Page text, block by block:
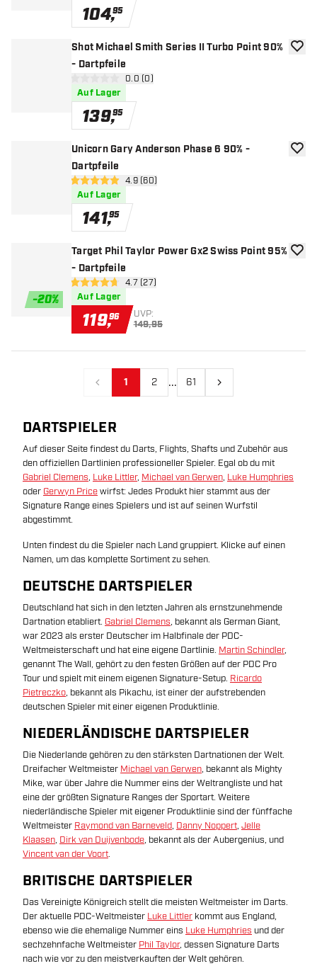
104,95
Shot Michael Smith Series II Turbo Point 90%
- Dartpfeile
Bewertungsbereich öffnen
0 Bewertungssterne
0.0 (0)
Auf Lager
139,95
Zur
Unicorn Gary Anderson Phase 6 90% -
Dartpfeile
Bewertungsbereich öffnen
4.9 Bewertungssterne
4.9 (60)
Auf Lager
141,95
Zur
-20%
Target Phil Taylor Power Gx2 Swiss Point 95%
- Dartpfeile
Bewertungsbereich öffnen
4.7 Bewertungssterne
4.7 (27)
Auf Lager
119,96 UVP:
149,95
Zur
Vorherige
1 2 ... 61 Nächste
DARTSPIELER
Auf dieser Seite findest du Darts, Flights, Shafts und Zubehör aus
den offiziellen Dartlinien professioneller Spieler. Egal ob du mit
Gabriel Clemens, Luke Littler, Michael van Gerwen, Luke Humphries
oder Gerwyn Pricewirfst: Jedes Produkt hier stammt aus der
Signature Range eines Spielers und ist auf seinen Wurfstil
abgestimmt.
Unten findest du die Spieler nach Land gruppiert. Klicke auf einen
Namen, um das komplette Sortiment zu sehen.
DEUTSCHE DARTSPIELER
Deutschland hat sich in den letzten Jahren als ernstzunehmende
Dartnation etabliert. Gabriel Clemens, bekannt als German Giant,
war 2023 als erster Deutscher im Halbfinale der PDC-
Weltmeisterschaft und hat eine eigene Dartlinie. Martin Schindler,
genannt The Wall, gehört zu den festen Größen auf der PDC Pro
Tour und spielt mit einem eigenen Signature-Setup. Ricardo
Pietreczko, bekannt als Pikachu, ist einer der aufstrebenden
deutschen Spieler mit einer eigenen Produktlinie.
NIEDERLÄNDISCHE DARTSPIELER
Die Niederlande gehören zu den stärksten Dartnationen der Welt.
Dreifacher Weltmeister Michael van Gerwen, bekannt als Mighty
Mike, war über Jahre die Nummer eins der Weltrangliste und hat
eine der größten Signature Ranges der Sportart. Weitere
niederländische Spieler mit eigener Produktlinie sind der fünffache
Weltmeister Raymond van Barneveld, Danny Noppert, Jelle
Klaasen, Dirk van Duijvenbode, bekannt als der Aubergenius, und
Vincent van der Voort.
BRITISCHE DARTSPIELER
Das Vereinigte Königreich stellt die meisten Weltmeister im Darts.
Der aktuelle PDC-Weltmeister Luke Littler kommt aus England,
ebenso wie die ehemalige Nummer eins Luke Humphries und der
sechzehnfache Weltmeister Phil Taylor, dessen Signature Darts
nach wie vor zu den meistverkauften der Welt gehören.